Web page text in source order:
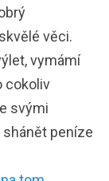
věci.
vymámí
cokoliv
svými
peníze